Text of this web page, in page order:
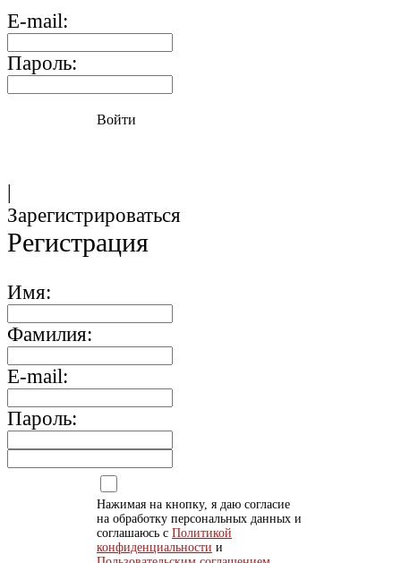
E-mail:
Пароль:
Войти
|
Зарегистрироваться
Регистрация
Имя:
Фамилия:
E-mail:
Пароль:
Нажимая на кнопку, я даю согласие
на обработку персональных данных и
соглашаюсь с Политикой
конфиденциальности и